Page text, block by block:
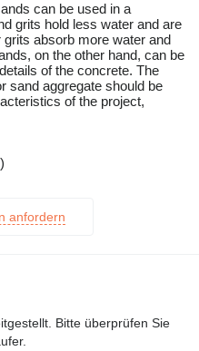
can be used in a
grits hold less water and are
absorb more water and
on the other hand, can be
of the concrete. The
sand aggregate should be
of the project,
anfordern
Bitte überprüfen Sie